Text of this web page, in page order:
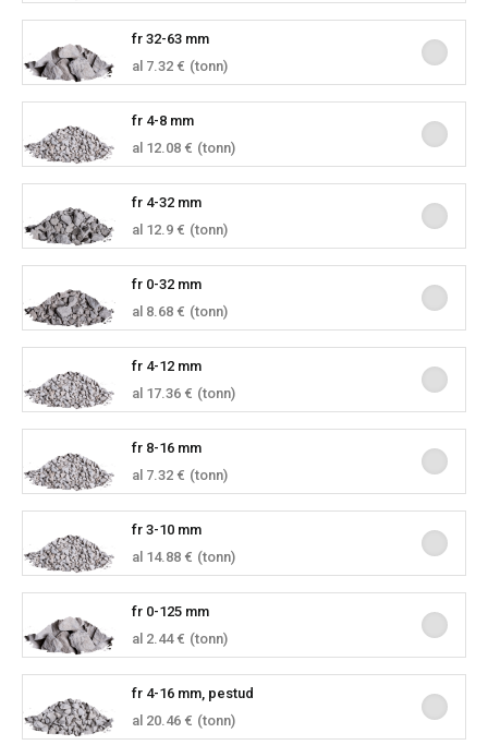
fr 32-63 mm
al 7.32 € (tonn)
fr 4-8 mm
al 12.08 € (tonn)
fr 4-32 mm
al 12.9 € (tonn)
fr 0-32 mm
al 8.68 € (tonn)
fr 4-12 mm
al 17.36 € (tonn)
fr 8-16 mm
al 7.32 € (tonn)
fr 3-10 mm
al 14.88 € (tonn)
fr 0-125 mm
al 2.44 € (tonn)
fr 4-16 mm, pestud
al 20.46 € (tonn)